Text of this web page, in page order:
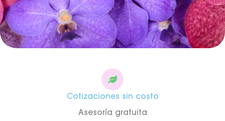
Cotizaciones sin costo
Asesoría gratuita